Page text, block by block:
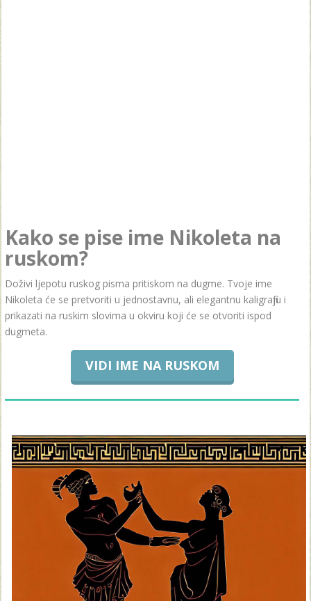
Kako se pise ime Nikoleta na
ruskom?
Doživi ljepotu ruskog pisma pritiskom na dugme. Tvoje ime
Nikoleta će se pretvoriti u jednostavnu, ali elegantnu kaligrafiju i
prikazati na ruskim slovima u okviru koji će se otvoriti ispod
dugmeta.
VIDI IME NA RUSKOM